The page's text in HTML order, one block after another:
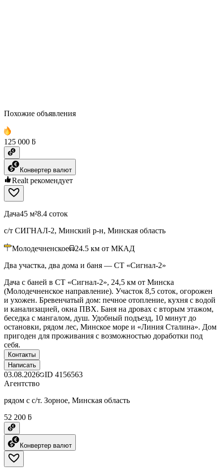
Похожие объявления
125 000 ƃ
Конвертер валют
Realt рекомендует
Дача45 м²8.4 соток
с/т СИГНАЛ-2, Минский р-н, Минская область
Молодечненское 24.5 км от МКАД
Два участка, два дома и баня — СТ «Сигнал‑2»
Дача с баней в СТ «Сигнал-2», 24,5 км от Минска
(Молодечненское направление). Участок 8,5 соток, огорожен
и ухожен. Бревенчатый дом: печное отопление, кухня с водой
и канализацией, окна ПВХ. Баня на дровах с вторым этажом,
беседка с мангалом, душ. Удобный подъезд, 10 минут до
остановки, рядом лес, Минское море и «Линия Сталина». Дом
пригоден для проживания с возможностью доработки под
себя.
Контакты
Написать
03.08.2026 ID 4156563
Агентство
рядом с с/т. Зорное, Минская область
52 200 ƃ
Конвертер валют